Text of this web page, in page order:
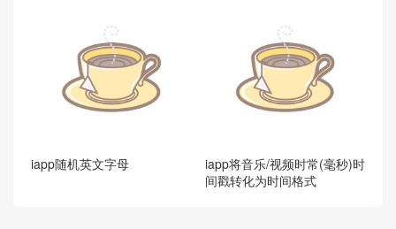
iapp随机英文字母
iapp将音乐/视频时常(毫秒)时
间戳转化为时间格式